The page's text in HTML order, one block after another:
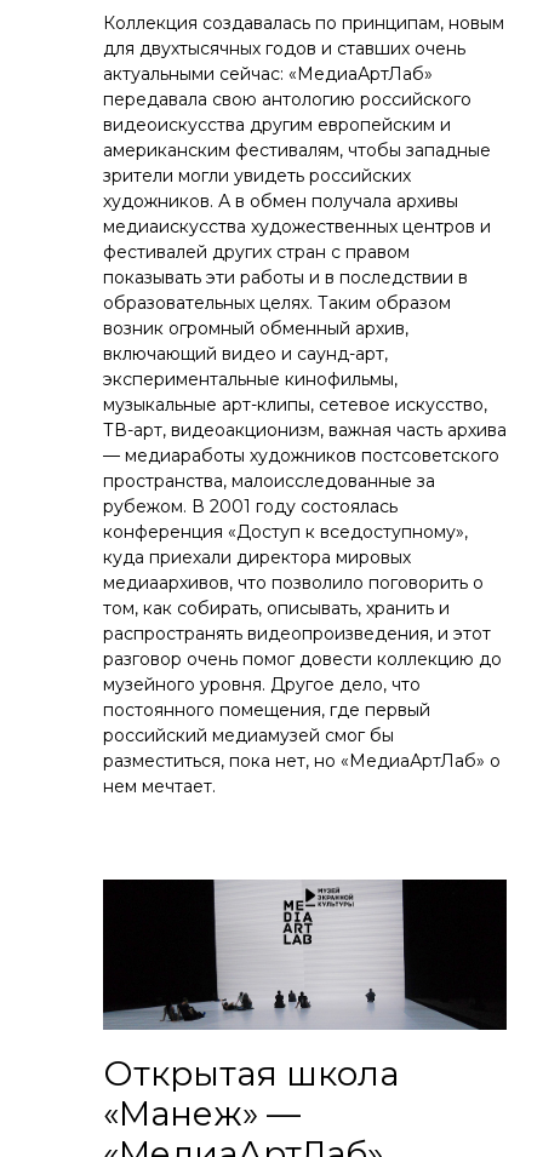
Коллекция создавалась по принципам, новым
для двухтысячных годов и ставших очень
актуальными сейчас: «МедиаАртЛаб»
передавала свою антологию российского
видеоискусства другим европейским и
американским фестивалям, чтобы западные
зрители могли увидеть российских
художников. А в обмен получала архивы
медиаискусства художественных центров и
фестивалей других стран с правом
показывать эти работы и в последствии в
образовательных целях. Таким образом
возник огромный обменный архив,
включающий видео и саунд-арт,
экспериментальные кинофильмы,
музыкальные арт-клипы, сетевое искусство,
ТВ-арт, видеоакционизм, важная часть архива
— медиаработы художников постсоветского
пространства, малоисследованные за
рубежом. В 2001 году состоялась
конференция «Доступ к вседоступному»,
куда приехали директора мировых
медиаархивов, что позволило поговорить о
том, как собирать, описывать, хранить и
распространять видеопроизведения, и этот
разговор очень помог довести коллекцию до
музейного уровня. Другое дело, что
постоянного помещения, где первый
российский медиамузей смог бы
разместиться, пока нет, но «МедиаАртЛаб» о
нем мечтает.
Открытая школа
«Манеж» —